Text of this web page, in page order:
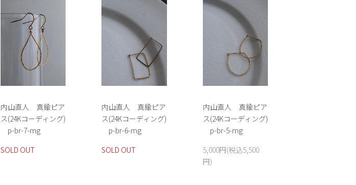
内山直人 真鍮ピア
ス(24Kコーディング)
p-br-7-mg
SOLD OUT
内山直人 真鍮ピア
ス(24Kコーディング)
p-br-6-mg
SOLD OUT
内山直人 真鍮ピア
ス(24Kコーディング)
p-br-5-mg
5,000円(税込5,500
円)